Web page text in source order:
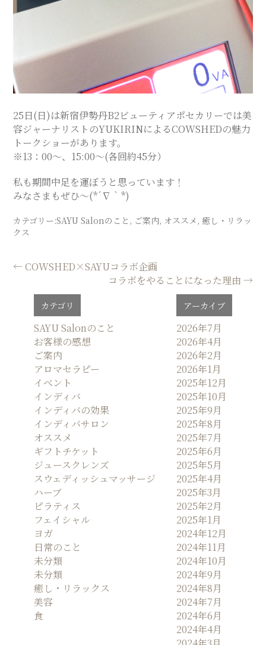
25日(日)は新宿伊勢丹B2ビューティアポセカリーでは美
容ジャーナリストのYUKIRINによるCOWSHEDの魅力
トークショーがあります。
※13：00～、15:00～(各回約45分）
私も期間中足を運ぼうと思っています！
みなさまもぜひ〜(*´∇｀*)
カテゴリー:SAYU Salonのこと , ご案内, オススメ ,癒し・リラッ
クス
投
←COWSHED×SAYUコラボ企画
コラボをやることになった理由 →
カテゴリ
SAYU Salonのこと
お客様の感想
ご案内
アロマセラピー
イベント
インディバ
インディバの効果
インディバサロン
オススメ
ギフトチケット
ジュースクレンズ
スウェディッシュマッサージ
ハーブ
ピラティス
フェイシャル
ヨガ
日常のこと
未分類
未分類
癒し・リラックス
美容
食
アーカイブ
2026年7月
2026年4月
2026年2月
2026年1月
2025年12月
2025年10月
2025年9月
2025年8月
2025年7月
2025年6月
2025年5月
2025年4月
2025年3月
2025年2月
2025年1月
2024年12月
2024年11月
2024年10月
2024年9月
2024年8月
2024年7月
2024年6月
2024年4月